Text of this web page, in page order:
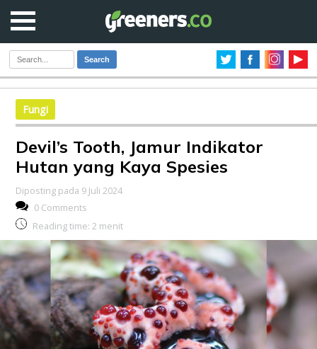
Search
Fungi
Devil’s Tooth, Jamur Indikator
Hutan yang Kaya Spesies
Diposting pada 9 Juli 2024
0 Comments
Reading time: 2 menit